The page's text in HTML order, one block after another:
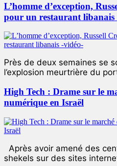
L’homme d’exception,
pour un restaurant libanais
Près de deux semaines se
l’explosion meurtrière du
High Tech : Drame sur le
numérique en Israël
Après avoir amené des
shekels sur des sites